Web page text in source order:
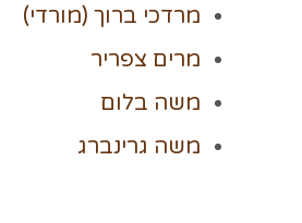
מרדכי ברוך (מורדי)
מרים צפריר
משה בלום
משה גרינברג